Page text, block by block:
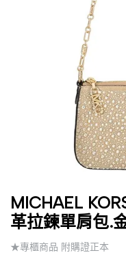
MICHAEL
革拉鍊單肩包.
★專櫃商品 附購證正本